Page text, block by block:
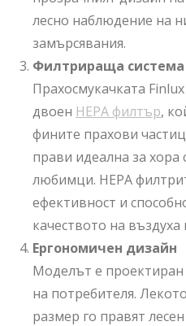
лесно наблюдение на
замърсявания.
Филтрираща система
Прахосмукачката
двоен HEPA филтър,
фините прахови
прави идеална за
любимци. HEPA
ефективност и
качеството на
Ергономичен дизайн
Моделът е проектиран
на потребителя.
размер го правят